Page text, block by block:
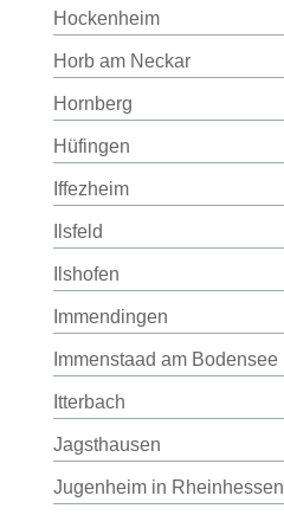
Hockenheim
Horb am Neckar
Hornberg
Hüfingen
Iffezheim
Ilsfeld
Ilshofen
Immendingen
Immenstaad am Bodensee
Itterbach
Jagsthausen
Jugenheim in Rheinhessen